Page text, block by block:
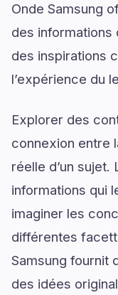
Onde Samsung
des informations
des inspirations
l’expérience du
Explorer des
connexion entre
réelle d’un
informations qui
imaginer les
différentes
Samsung fournit
des idées